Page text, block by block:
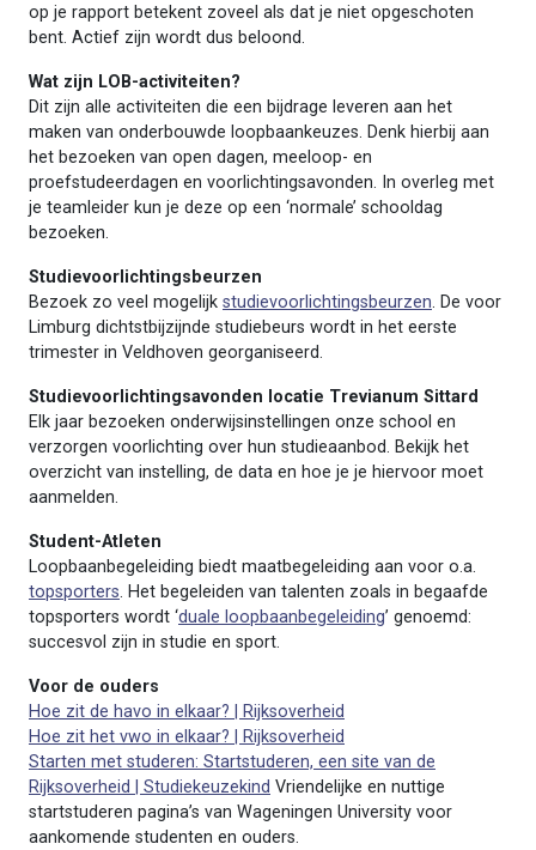
op je rapport betekent zoveel als dat je niet opgeschoten
bent. Actief zijn wordt dus beloond.
Wat zijn LOB-activiteiten?
Dit zijn alle activiteiten die een bijdrage leveren aan het
maken van onderbouwde loopbaankeuzes. Denk hierbij aan
het bezoeken van open dagen, meeloop- en
proefstudeerdagen en voorlichtingsavonden. In overleg met
je teamleider kun je deze op een ‘normale’ schooldag
bezoeken.
Studievoorlichtingsbeurzen
Bezoek zo veel mogelijk studievoorlichtingsbeurzen. De voor
Limburg dichtstbijzijnde studiebeurs wordt in het eerste
trimester in Veldhoven georganiseerd.
Studievoorlichtingsavonden locatie Trevianum Sittard
Elk jaar bezoeken onderwijsinstellingen onze school en
verzorgen voorlichting over hun studieaanbod. Bekijk het
overzicht van instelling, de data en hoe je je hiervoor moet
aanmelden.
Student-Atleten
Loopbaanbegeleiding biedt maatbegeleiding aan voor o.a.
topsporters. Het begeleiden van talenten zoals in begaafde
topsporters wordt ‘duale loopbaanbegeleiding’ genoemd:
succesvol zijn in studie en sport.
Voor de ouders
Hoe zit de havo in elkaar? | Rijksoverheid
Hoe zit het vwo in elkaar? | Rijksoverheid
Starten met studeren: Startstuderen, een site van de
Rijksoverheid | Studiekeuzekind Vriendelijke en nuttige
startstuderen pagina’s van Wageningen University voor
aankomende studenten en ouders.